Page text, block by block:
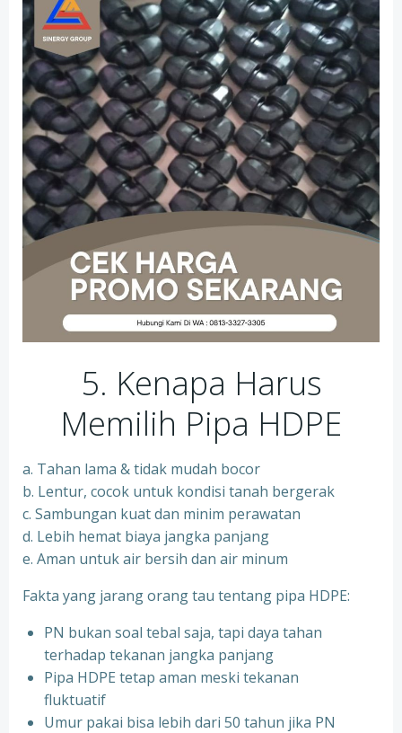
5. Kenapa Harus
Memilih Pipa HDPE
a. Tahan lama & tidak mudah bocor
b. Lentur, cocok untuk kondisi tanah bergerak
c. Sambungan kuat dan minim perawatan
d. Lebih hemat biaya jangka panjang
e. Aman untuk air bersih dan air minum
Fakta yang jarang orang tau tentang pipa HDPE:
PN bukan soal tebal saja, tapi daya tahan
terhadap tekanan jangka panjang
Pipa HDPE tetap aman meski tekanan
fluktuatif
Umur pakai bisa lebih dari 50 tahun jika PN